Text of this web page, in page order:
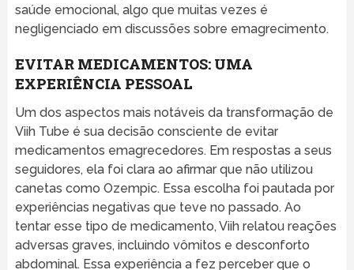
saúde emocional, algo que muitas vezes é
negligenciado em discussões sobre emagrecimento.
EVITAR MEDICAMENTOS: UMA
EXPERIÊNCIA PESSOAL
Um dos aspectos mais notáveis da transformação de
Viih Tube é sua decisão consciente de evitar
medicamentos emagrecedores. Em respostas a seus
seguidores, ela foi clara ao afirmar que não utilizou
canetas como Ozempic. Essa escolha foi pautada por
experiências negativas que teve no passado. Ao
tentar esse tipo de medicamento, Viih relatou reações
adversas graves, incluindo vômitos e desconforto
abdominal. Essa experiência a fez perceber que o